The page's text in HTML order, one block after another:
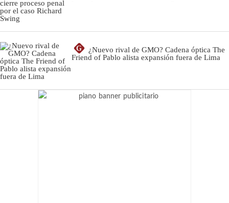
G
¿Nuevo rival de GMO? Cadena óptica The
Friend of Pablo alista expansión fuera de Lima